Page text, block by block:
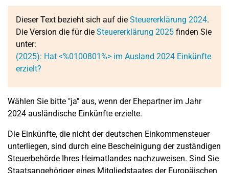
Dieser Text bezieht sich auf die Steuererklärung 2024.
Die Version die für die Steuererklärung 2025 finden Sie
unter:
(2025): Hat <%0100801%> im Ausland 2024 Einkünfte
erzielt?
Wählen Sie bitte "ja" aus, wenn der Ehepartner im Jahr
2024 ausländische Einkünfte erzielte.
Die Einkünfte, die nicht der deutschen Einkommensteuer
unterliegen, sind durch eine Bescheinigung der zuständigen
Steuerbehörde Ihres Heimatlandes nachzuweisen. Sind Sie
Staatsangehöriger eines Mitgliedstaates der Europäischen